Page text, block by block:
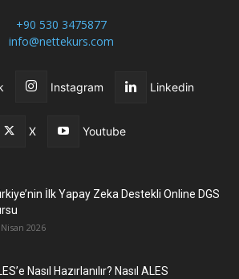
+90 530 3475877
info@nettekurs.com
Instagram Linkedin
X Youtube
İlk Yapay Zeka Destekli Online DGS
2026
Nasıl Hazırlanılır? Nasıl ALES